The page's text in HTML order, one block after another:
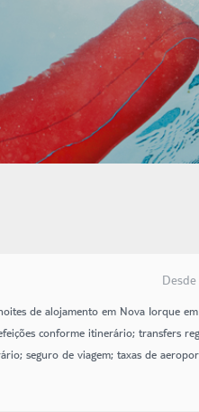
Desde
de alojamento em Nova Iorque
conforme itinerário; transfers
seguro de viagem; taxas de